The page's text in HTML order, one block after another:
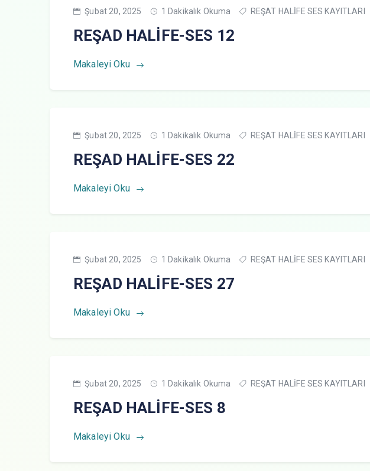
Şubat 20, 2025 1 Dakikalık Okuma REŞAT HALİFE SES KAYITLARI
REŞAD HALİFE-SES 12
Makaleyi Oku
Şubat 20, 2025 1 Dakikalık Okuma REŞAT HALİFE SES KAYITLARI
REŞAD HALİFE-SES 22
Makaleyi Oku
Şubat 20, 2025 1 Dakikalık Okuma REŞAT HALİFE SES KAYITLARI
REŞAD HALİFE-SES 27
Makaleyi Oku
Şubat 20, 2025 1 Dakikalık Okuma REŞAT HALİFE SES KAYITLARI
REŞAD HALİFE-SES 8
Makaleyi Oku